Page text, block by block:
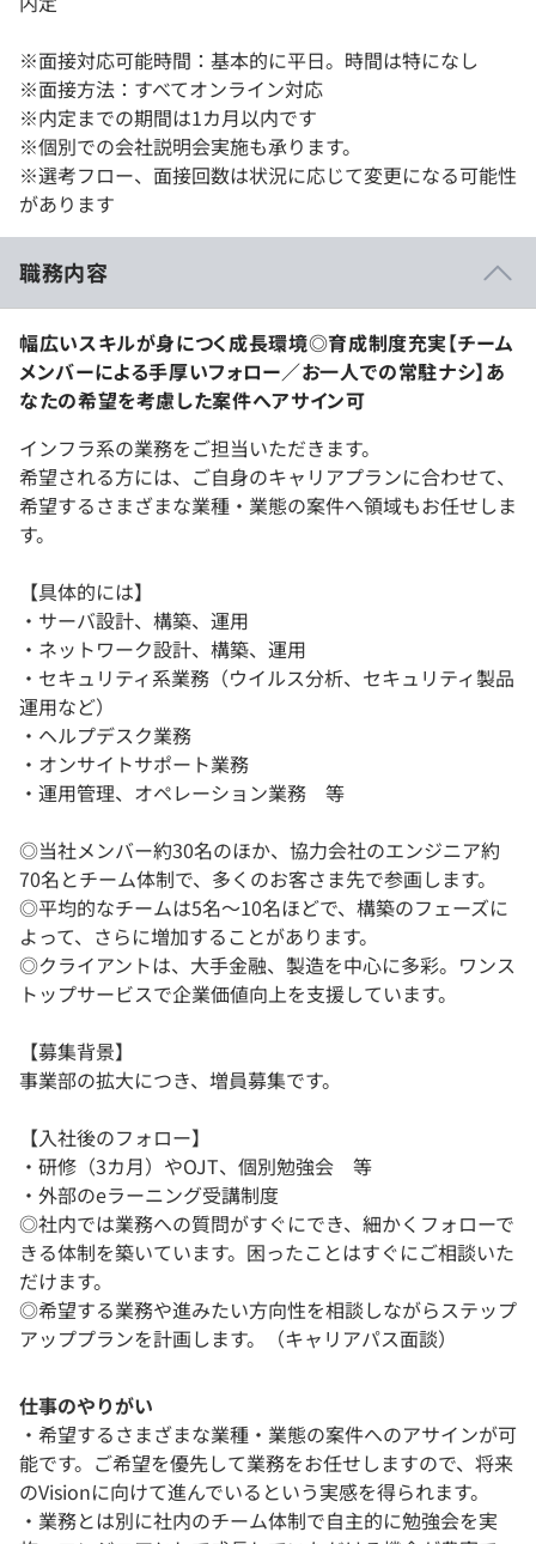
※面接対応可能時間：基本的に平日。時間は特になし
※面接方法：すべてオンライン対応
※内定までの期間は1カ月以内です
※個別での会社説明会実施も承ります。
※選考フロー、面接回数は状況に応じて変更になる可能性
があります
職務内容
幅広いスキルが身につく成長環境◎育成制度充実【チーム
メンバーによる手厚いフォロー／お一人での常駐ナシ】あ
なたの希望を考慮した案件へアサイン可
インフラ系の業務をご担当いただきます。
希望される方には、ご自身のキャリアプランに合わせて、
希望するさまざまな業種・業態の案件へ領域もお任せしま
す。
【具体的には】
・サーバ設計、構築、運用
・ネットワーク設計、構築、運用
・セキュリティ系業務（ウイルス分析、セキュリティ製品
運用など）
・ヘルプデスク業務
・オンサイトサポート業務
・運用管理、オペレーション業務 等
◎当社メンバー約30名のほか、協力会社のエンジニア約
70名とチーム体制で、多くのお客さま先で参画します。
◎平均的なチームは5名～10名ほどで、構築のフェーズに
よって、さらに増加することがあります。
◎クライアントは、大手金融、製造を中心に多彩。ワンス
トップサービスで企業価値向上を支援しています。
【募集背景】
事業部の拡大につき、増員募集です。
【入社後のフォロー】
・研修（3カ月）やOJT、個別勉強会 等
・外部のeラーニング受講制度
◎社内では業務への質問がすぐにでき、細かくフォローで
きる体制を築いています。困ったことはすぐにご相談いた
だけます。
◎希望する業務や進みたい方向性を相談しながらステップ
アッププランを計画します。（キャリアパス面談）
仕事のやりがい
・希望するさまざまな業種・業態の案件へのアサインが可
能です。ご希望を優先して業務をお任せしますので、将来
のVisionに向けて進んでいるという実感を得られます。
・業務とは別に社内のチーム体制で自主的に勉強会を実